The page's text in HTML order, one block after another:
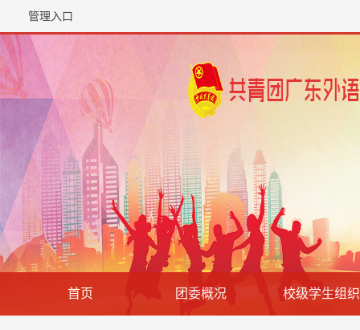
管理入口
首页 团委概况 校级学生组织